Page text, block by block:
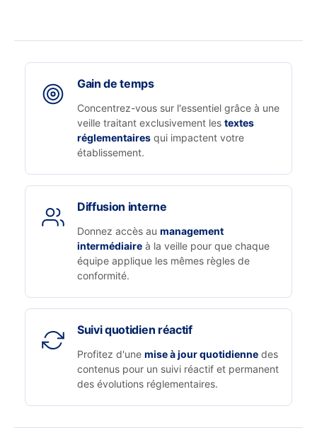
Gain de temps
Concentrez-vous sur l'essentiel grâce à une
veille traitant exclusivement les textes
réglementaires qui impactent votre
établissement.
Diffusion interne
Donnez accès au management
intermédiaire à la veille pour que chaque
équipe applique les mêmes règles de
conformité.
Suivi quotidien réactif
Profitez d'une mise à jour quotidienne des
contenus pour un suivi réactif et permanent
des évolutions réglementaires.